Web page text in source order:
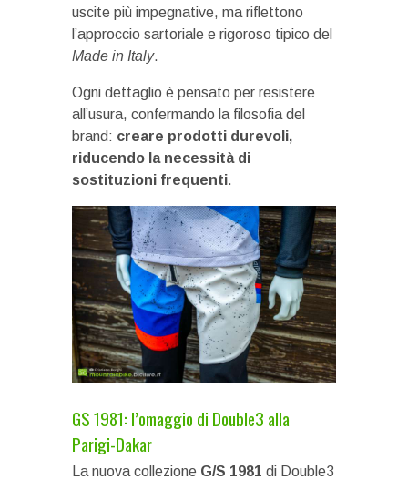
uscite più impegnative, ma riflettono
l’approccio sartoriale e rigoroso tipico del
Made in Italy.
Ogni dettaglio è pensato per resistere
all’usura, confermando la filosofia del
brand: creare prodotti durevoli,
riducendo la necessità di
sostituzioni frequenti.
GS 1981: l’omaggio di Double3 alla
Parigi-Dakar
La nuova collezione G/S 1981 di Double3